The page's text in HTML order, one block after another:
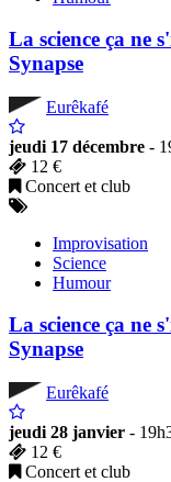
La science ça ne
Synapse
Eurêkafé
jeudi 17 décembre -
12 €
Concert et club
Improvisation
Science
Humour
La science ça ne
Synapse
Eurêkafé
jeudi 28 janvier -
12 €
Concert et club